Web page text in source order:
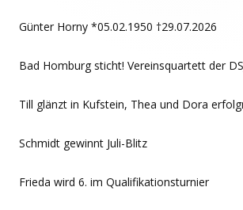
Günter Horny *05.02.1950 †29.07.2026
Bad Homburg sticht! Vereinsquartett der
Till glänzt in Kufstein, Thea und Dora
Schmidt gewinnt Juli-Blitz
Frieda wird 6. im Qualifikationsturnier